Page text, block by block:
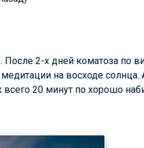
После 2-х дней коматоза по
на восходе солнца.
20 минут по хорошо